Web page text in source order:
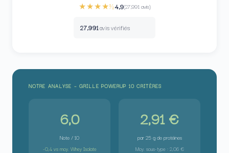
★★★★½4,9(27,991 avis)
27,991avis vérifiés
NOTRE ANALYSE – GRILLE POWERUP 10 CRITÈRES
6,0
Note / 10
-0,4 vs moy. Whey Isolate
2,91 €
par 25 g de protéines
Moy. sous-type : 2,06 €